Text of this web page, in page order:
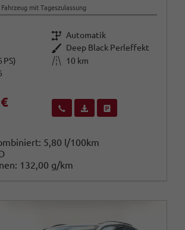
Fahrzeug mit Tageszulassung
Getriebe Automatik
Außenfarbe Deep Black Perleffekt
PS) Kilometerstand
10 km
Wir rufen Sie anFahrzeugexposé (PDF)
5,80 l/100km
132,00 g/km